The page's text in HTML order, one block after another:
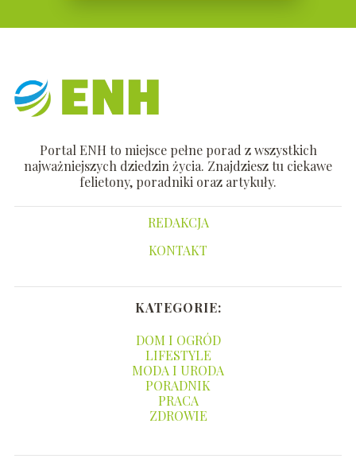
Portal ENH to miejsce pełne porad z wszystkich
najważniejszych dziedzin życia. Znajdziesz tu ciekawe
felietony, poradniki oraz artykuły.
REDAKCJA
KONTAKT
KATEGORIE:
DOM I OGRÓD
LIFESTYLE
MODA I URODA
PORADNIK
PRACA
ZDROWIE